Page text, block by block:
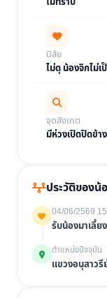
นิสัย
ไม่ดุ น้องจิกไม่เ
จุดสังเกต
มีห่วงเปิดปิดข้า
ประวัติของน้
04/06/2569
รับน้องมาเลี้ยง
ตำแหน่งปัจจุบัน
แขวงอนุสาวรี